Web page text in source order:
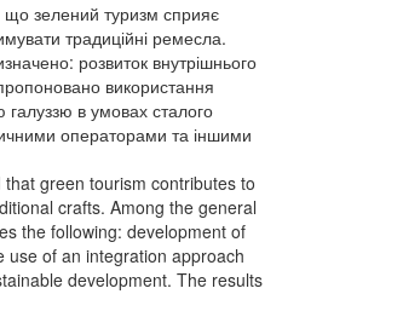
що зелений туризм сприяє
традиційні ремесла.
розвиток внутрішнього
використання
галуззю в умовах сталого
операторами та іншими
green tourism contributes to
crafts. Among the general
the following: development of
of an integration approach
development. The results